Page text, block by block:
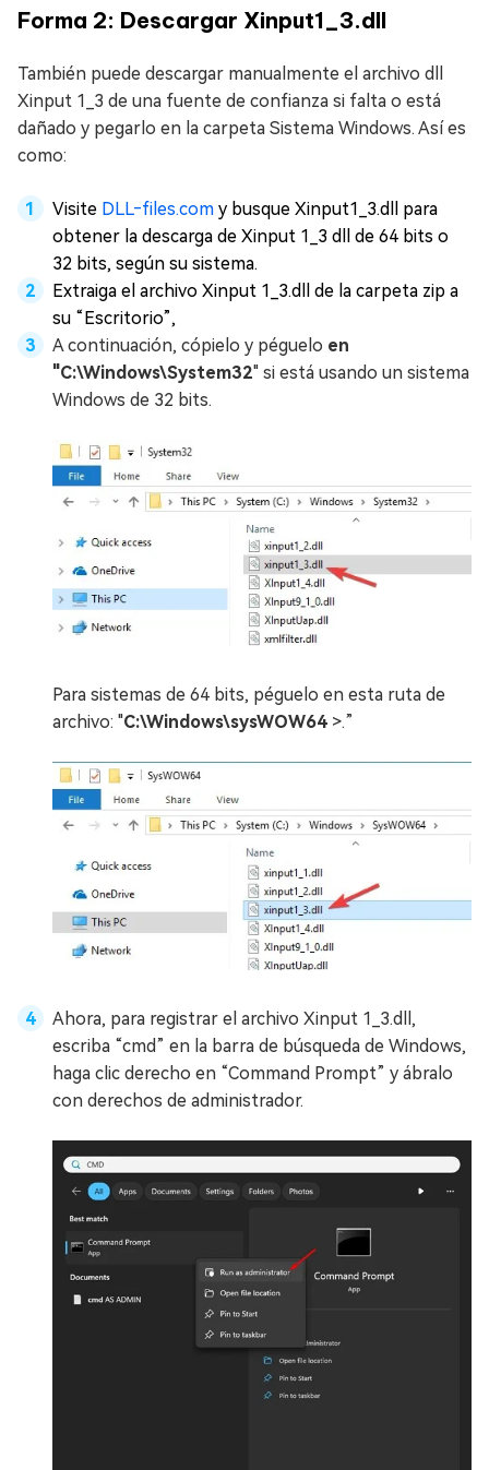
Forma 2: Descargar Xinput1_3.dll
También puede descargar manualmente el archivo dll
Xinput 1_3 de una fuente de confianza si falta o está
dañado y pegarlo en la carpeta Sistema Windows. Así es
como:
Visite DLL‑files.com y busque Xinput1_3.dll para
obtener la descarga de Xinput 1_3 dll de 64 bits o
32 bits, según su sistema.
Extraiga el archivo Xinput 1_3.dll de la carpeta zip a
su “Escritorio”,
A continuación, cópielo y péguelo en
"C:\Windows\System32" si está usando un sistema
Windows de 32 bits.
Para sistemas de 64 bits, péguelo en esta ruta de
archivo: "C:\Windows\sysWOW64 >.”
Ahora, para registrar el archivo Xinput 1_3.dll,
escriba “cmd” en la barra de búsqueda de Windows,
haga clic derecho en “Command Prompt” y ábralo
con derechos de administrador.